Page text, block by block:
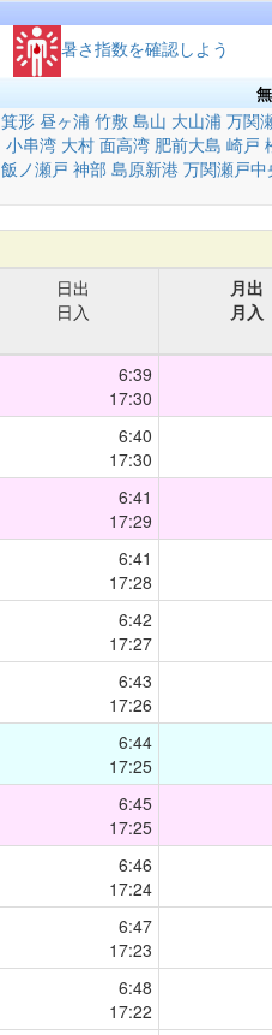
暑さ指数を確認しよう
箕形 昼ヶ浦 竹敷 島山 大山浦 万関
小串湾 大村 面高湾 肥前大島 崎戸
飯ノ瀬戸 神部 島原新港 万関瀬戸中
日出
日入
月出
月入
6:39
17:30
6:40
17:30
6:41
17:29
6:41
17:28
6:42
17:27
6:43
17:26
6:44
17:25
6:45
17:25
6:46
17:24
6:47
17:23
6:48
17:22